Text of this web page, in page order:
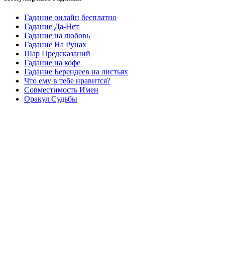
Гадание онлайн бесплатно
Гадание Да-Нет
Гадание на любовь
Гадание На Рунах
Шар Предсказаний
Гадание на кофе
Гадание Берендеев на листьях
Что ему в тебе нравится?
Совместимость Имен
Оракул Судьбы